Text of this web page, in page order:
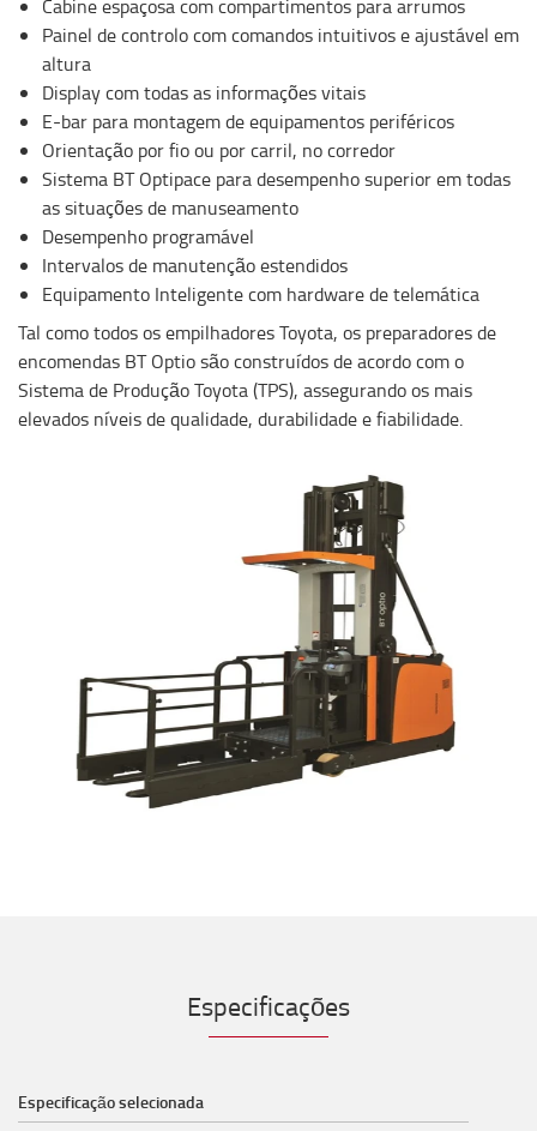
Cabine espaçosa com compartimentos para arrumos
Painel de controlo com comandos intuitivos e ajustável em
altura
Display com todas as informações vitais
E-bar para montagem de equipamentos periféricos
Orientação por fio ou por carril, no corredor
Sistema BT Optipace para desempenho superior em todas
as situações de manuseamento
Desempenho programável
Intervalos de manutenção estendidos
Equipamento Inteligente com hardware de telemática
Tal como todos os empilhadores Toyota, os preparadores de
encomendas BT Optio são construídos de acordo com o
Sistema de Produção Toyota (TPS), assegurando os mais
elevados níveis de qualidade, durabilidade e fiabilidade.
Especificações
Especificação selecionada